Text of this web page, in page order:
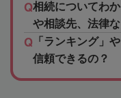
相続についてわ
や相談先、法律
「ランキング」
信頼できるの？